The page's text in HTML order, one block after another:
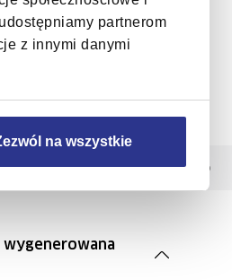
partnerom
z innymi danymi
na wszystkie
Zestawy Ognivo